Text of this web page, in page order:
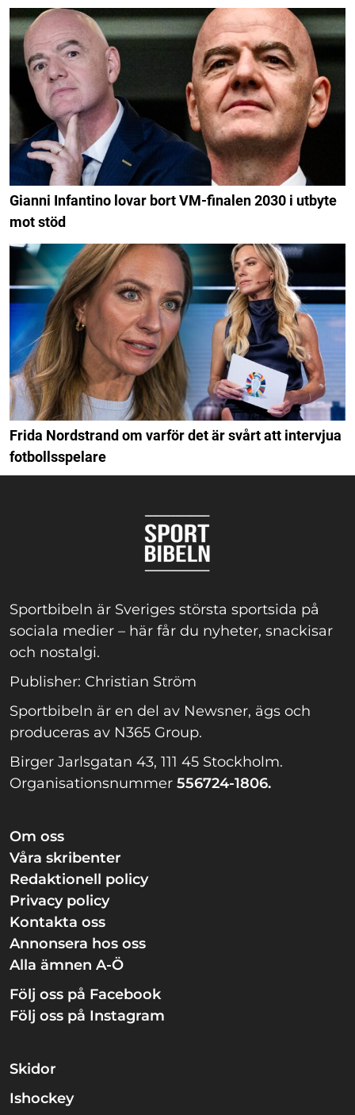
Gianni Infantino lovar bort VM-finalen 2030 i utbyte
mot stöd
Frida Nordstrand om varför det är svårt att intervjua
fotbollsspelare
Sportbibeln är Sveriges största sportsida på
sociala medier – här får du nyheter, snackisar
och nostalgi.
Publisher: Christian Ström
Sportbibeln är en del av Newsner, ägs och
produceras av N365 Group.
Birger Jarlsgatan 43, 111 45 Stockholm.
Organisationsnummer 556724-1806.
Om oss
Våra skribenter
Redaktionell policy
Privacy policy
Kontakta oss
Annonsera hos oss
Alla ämnen A-Ö
Följ oss på Facebook
Följ oss på Instagram
Skidor
Ishockey